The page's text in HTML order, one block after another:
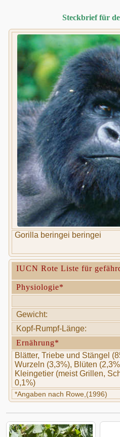
Steckbrief für
Gorilla beringei beringei
IUCN Rote Liste für
Physiologie*
Gewicht:
Kopf-Rumpf-Länge:
Ernährung*
Blätter, Triebe und Stängel
Wurzeln (3,3%), Blüten
Kleingetier (meist Grillen,
0,1%)
*Angaben nach Rowe,(1996)